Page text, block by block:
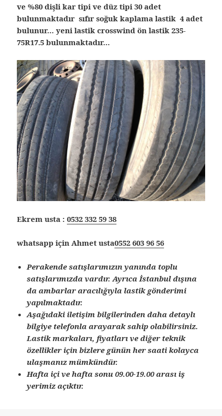
ve %80 dişli kar tipi ve düz tipi 30 adet
bulunmaktadır sıfır soğuk kaplama lastik 4 adet
bulunur… yeni lastik crosswind ön lastik 235-
75R17.5 bulunmaktadır…
Ekrem usta :0532 332 59 38
whatsapp için Ahmet usta0552 603 96 56
Perakende satışlarımızın yanında toplu
satışlarımızda vardır. Ayrıca İstanbul dışına
da ambarlar aracılığıyla lastik gönderimi
yapılmaktadır.
Aşağıdaki iletişim bilgilerinden daha detaylı
bilgiye telefonla arayarak sahip olabilirsiniz.
Lastik markaları, fiyatları ve diğer teknik
özellikler için bizlere günün her saati kolayca
ulaşmanız mümkündür.
Hafta içi ve hafta sonu 09.00-19.00 arası iş
yerimiz açıktır.